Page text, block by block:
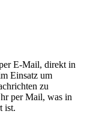
E-Mail, direkt in
Einsatz um
zu
per Mail, was in
ist.